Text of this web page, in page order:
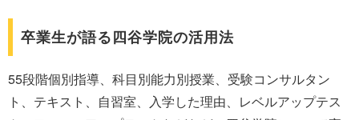
卒業生が語る四谷学院の活用法
55段階個別指導、科目別能力別授業、受験コンサルタン
ト、テキスト、自習室、入学した理由、レベルアップテス